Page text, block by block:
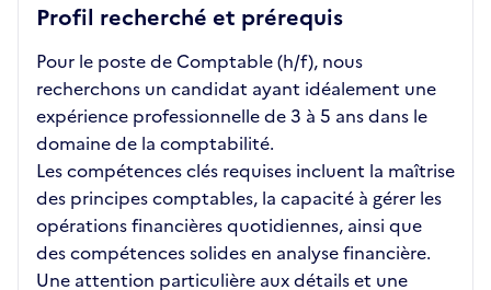
Profil recherché et prérequis
Pour le poste de Comptable (h/f), nous
recherchons un candidat ayant idéalement une
expérience professionnelle de 3 à 5 ans dans le
domaine de la comptabilité.
Les compétences clés requises incluent la maîtrise
des principes comptables, la capacité à gérer les
opérations financières quotidiennes, ainsi que
des compétences solides en analyse financière.
Une attention particulière aux détails et une